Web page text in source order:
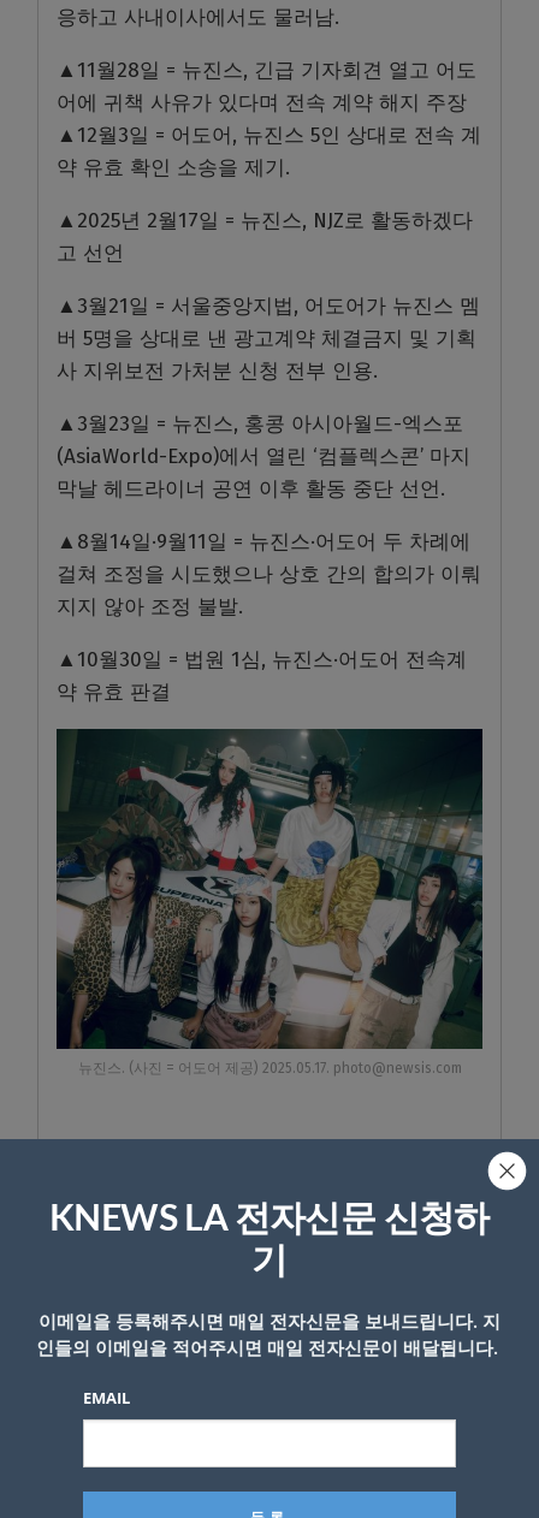
응하고 사내이사에서도 물러남.
▲11월28일 = 뉴진스, 긴급 기자회견 열고 어도
어에 귀책 사유가 있다며 전속 계약 해지 주장
▲12월3일 = 어도어, 뉴진스 5인 상대로 전속 계
약 유효 확인 소송을 제기.
▲2025년 2월17일 = 뉴진스, NJZ로 활동하겠다
고 선언
▲3월21일 = 서울중앙지법, 어도어가 뉴진스 멤
버 5명을 상대로 낸 광고계약 체결금지 및 기획
사 지위보전 가처분 신청 전부 인용.
▲3월23일 = 뉴진스, 홍콩 아시아월드-엑스포
(AsiaWorld-Expo)에서 열린 ‘컴플렉스콘’ 마지
막날 헤드라이너 공연 이후 활동 중단 선언.
▲8월14일·9월11일 = 뉴진스·어도어 두 차례에
걸쳐 조정을 시도했으나 상호 간의 합의가 이뤄
지지 않아 조정 불발.
▲10월30일 = 법원 1심, 뉴진스·어도어 전속계
약 유효 판결
뉴진스. (사진 = 어도어 제공) 2025.05.17. photo@newsis.com
답글 남기기
이메일 주소는 공개되지 않습니다.
KNEWS LA 전자신문 신청하
기
이메일을 등록해주시면 매일 전자신문을 보내드립니다. 지
인들의 이메일을 적어주시면 매일 전자신문이 배달됩니다.
EMAIL